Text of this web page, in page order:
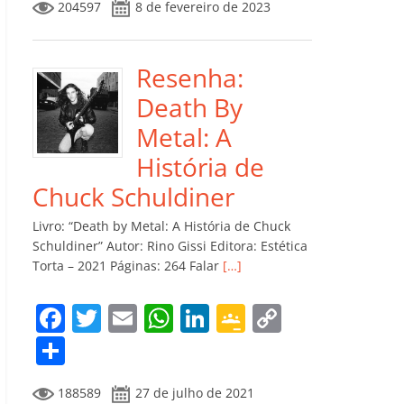
e
b
o
o
k
er l s
A
p
p
e
dI
n
gl
e
ro
m
Li
m
p
ar
til
h
ar
204597 8 de fevereiro de 2023
Resenha:
Death By
Metal: A
História de
Chuck Schuldiner
Livro: “Death by Metal: A História de Chuck
Schuldiner” Autor: Rino Gissi Editora: Estética
Torta – 2021 Páginas: 264 Falar […]
F T
itt
E W Li G
o
188589 27 de julho de 2021